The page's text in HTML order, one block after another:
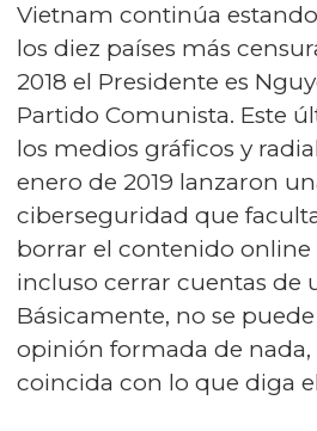
Vietnam continúa
los diez países más
2018 el Presidente es
Partido Comunista. Este
los medios gráficos y
enero de 2019 lanzaron
ciberseguridad que
borrar el contenido online
incluso cerrar cuentas de
Básicamente, no se
opinión formada de nada,
coincida con lo que diga